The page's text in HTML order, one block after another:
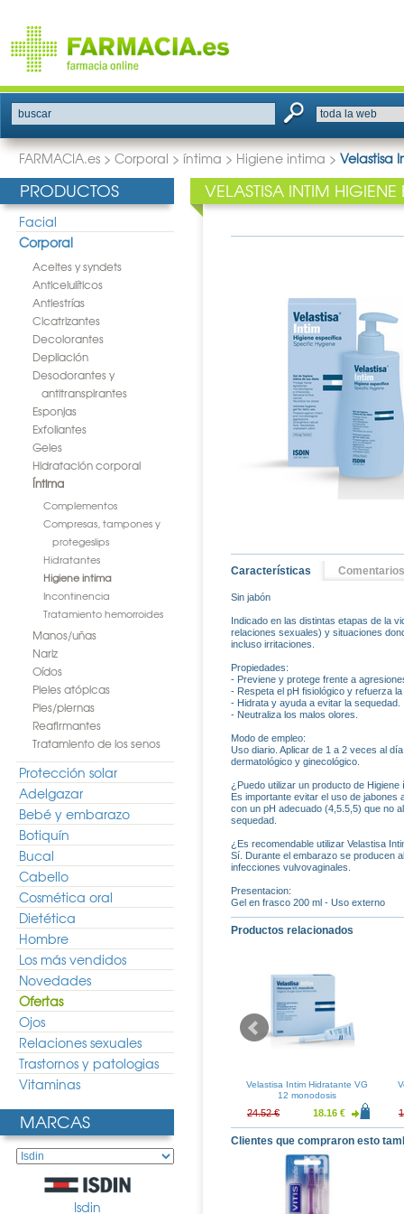
buscar
FARMACIA.es > Corporal > íntima > Higiene intima > Velastisa
PRODUCTOS
Facial
Corporal
Aceites y syndets
Anticelulíticos
Antiestrías
Cicatrizantes
Decolorantes
Depilación
Desodorantes y
antitranspirantes
Esponjas
Exfoliantes
Geles
Hidratación corporal
Íntima
Complementos
Compresas, tampones y
protegeslips
Hidratantes
Higiene intima
Incontinencia
Tratamiento hemorroides
Manos/uñas
Nariz
Oídos
Pieles atópicas
Pies/piernas
Reafirmantes
Tratamiento de los senos
Protección solar
Adelgazar
Bebé y embarazo
Botiquín
Bucal
Cabello
Cosmética oral
Dietética
Hombre
Los más vendidos
Novedades
Ofertas
Ojos
Relaciones sexuales
Trastornos y patologias
Vitaminas
MARCAS
Isdin
VELASTISA INTIM
Características Comentarios
Sin jabón
Indicado en las distintas etapas de la
relaciones sexuales) y situaciones
incluso irritaciones.
Propiedades:
- Previene y protege frente a
- Respeta el pH fisiológico y refuerza
- Hidrata y ayuda a evitar la sequedad.
- Neutraliza los malos olores.
Modo de empleo:
Uso diario. Aplicar de 1 a 2 veces al
dermatológico y ginecológico.
¿Puedo utilizar un producto de
Es importante evitar el uso de
con un pH adecuado (4,5.5,5) que no
sequedad.
¿Es recomendable utilizar Velastisa
Sí. Durante el embarazo se producen
infecciones vulvovaginales.
Presentacion:
Gel en frasco 200 ml - Uso externo
Productos relacionados
Intima
7.30 € 6.03 € 4.46 €
Velastisa Intim Hidratante VG
12 monodosis
24.52 € 18.16 €
Clientes que compraron esto